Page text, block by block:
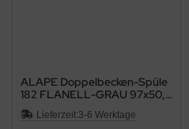
ALAPE Doppelbecken-Spüle
182 FLANELL-GRAU 97x50,5
cm
Lieferzeit:3-6 Werktage